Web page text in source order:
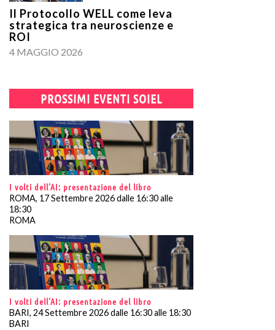
Il Protocollo WELL come leva
strategica tra neuroscienze e
ROI
4 MAGGIO 2026
PROSSIMI EVENTI SOIEL
I volti dell’AI: presentazione del libro
ROMA, 17 Settembre 2026 dalle 16:30 alle
18:30
ROMA
I volti dell’AI: presentazione del libro
BARI, 24 Settembre 2026 dalle 16:30 alle 18:30
BARI